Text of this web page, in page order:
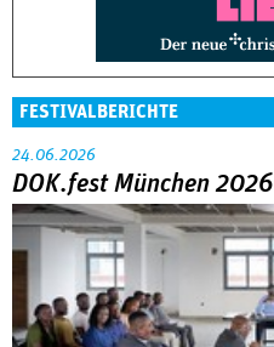
FESTIVALBERICHTE
24.06.2026
DOK.fest München 2026